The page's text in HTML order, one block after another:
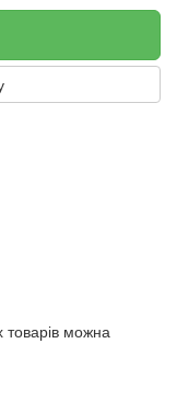
товарів можна